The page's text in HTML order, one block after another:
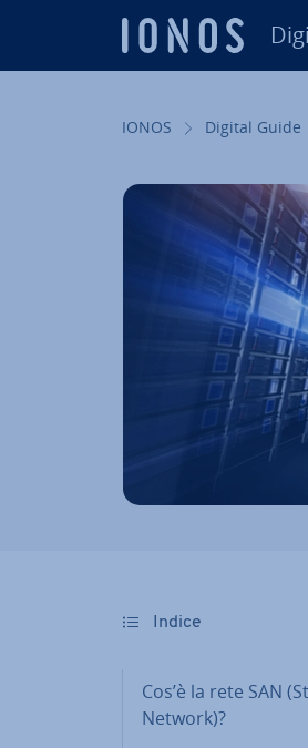
IONOS Digital Guide
Indice
Cos’è la rete SAN
Network)?